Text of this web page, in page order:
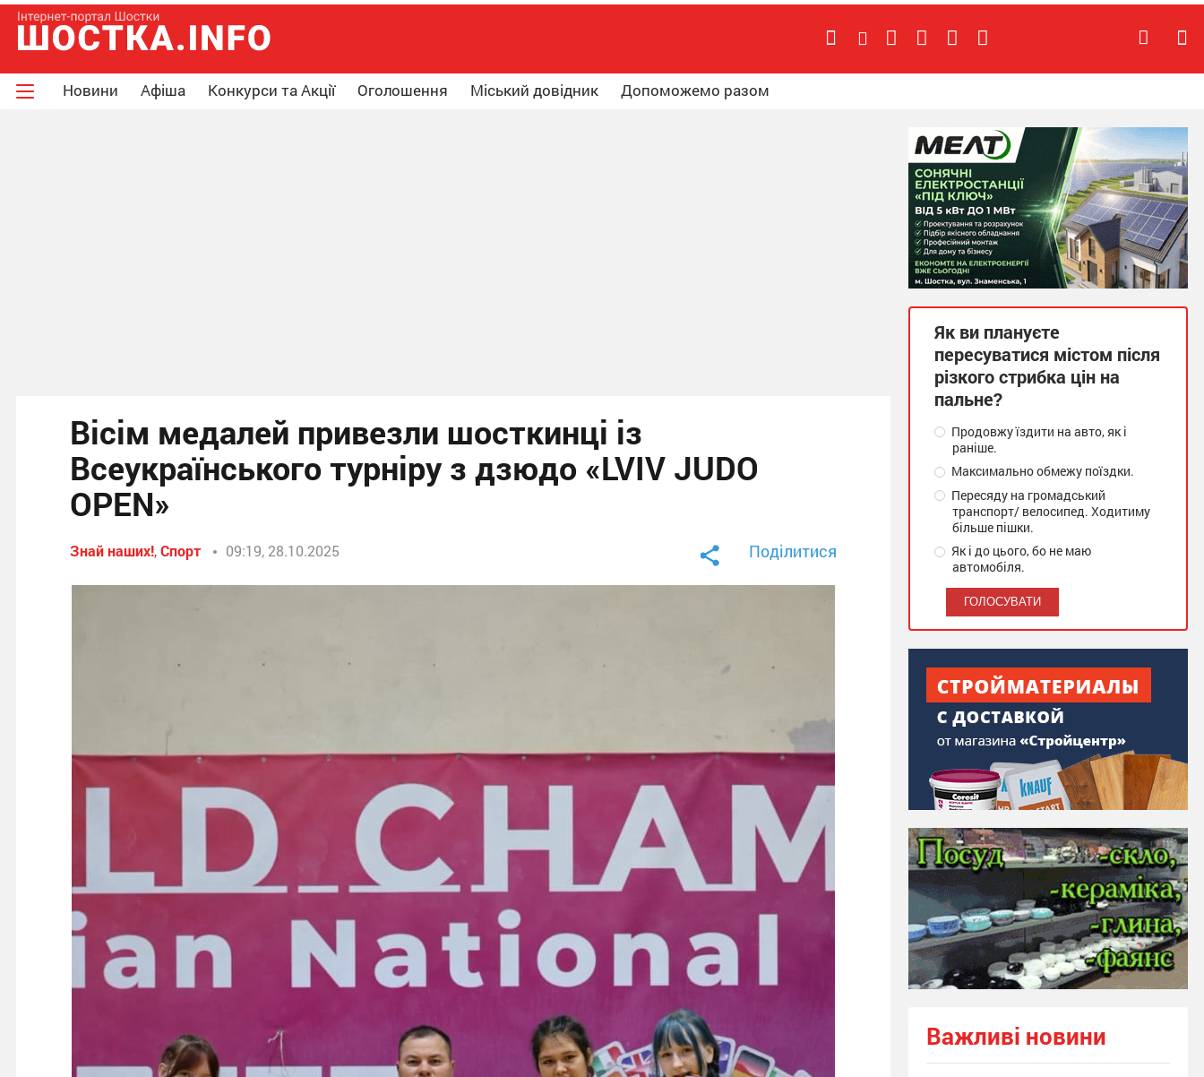
Новини Афіша Конкурси та Акції Оголошення Міський довідник Допоможемо разом
Вісім медалей привезли шосткинці із
Всеукраїнського турніру з дзюдо «LVIV JUDO
OPEN»
Знай наших!,Спорт 09:19, 28.10.2025 Поділитися
Як ви плануєте
пересуватися містом після
різкого стрибка цін на
пальне?
Продовжу їздити на авто, як і
раніше.
Максимально обмежу поїздки.
Пересяду на громадський
транспорт/ велосипед. Ходитиму
більше пішки.
Як і до цього, бо не маю
автомобіля.
Важливі новини